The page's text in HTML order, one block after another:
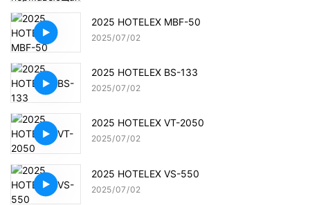
2025 HOTELEX MBF-50
2025 07 02
2025 HOTELEX BS-133
2025 07 02
2025 HOTELEX VT-2050
2025 07 02
2025 HOTELEX VS-550
2025 07 02